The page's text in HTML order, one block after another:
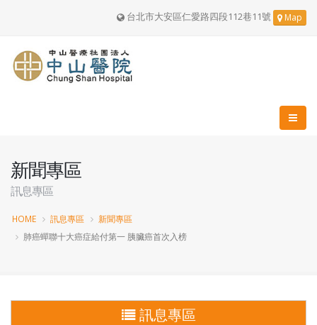
台北市大安區仁愛路四段112巷11號 Map
新聞專區
訊息專區
HOME 訊息專區
新聞專區
肺癌蟬聯十大癌症給付第一 胰臟癌首次入榜
訊息專區